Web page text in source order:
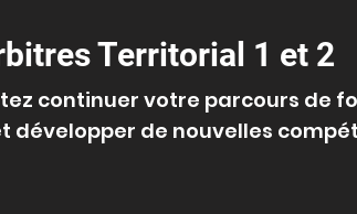
Territorial 1 et 2
continuer votre parcours de
développer de nouvelles